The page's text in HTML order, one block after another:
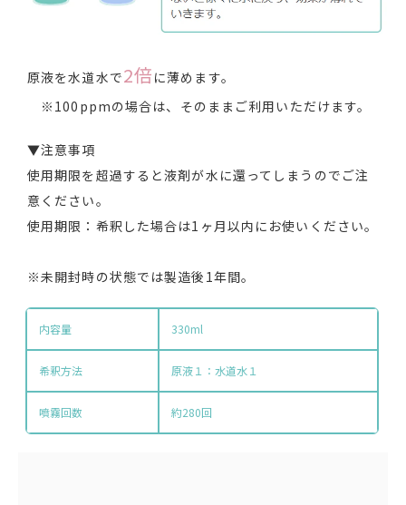
原液を水道水で2倍 に薄めます。
※100ppmの場合は、そのままご利用いただけます。
▼注意事項
使用期限を超過すると液剤が水に還ってしまうのでご注
意ください。
使用期限：希釈した場合は1ヶ月以内にお使いください。
※未開封時の状態では製造後1年間。
内容量 330ml
希釈方法 原液１：水道水１
噴霧回数 約280回